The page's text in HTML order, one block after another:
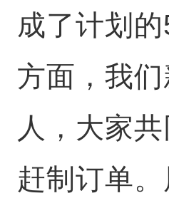
成了计划
方面，我
人，大家
赶制订单